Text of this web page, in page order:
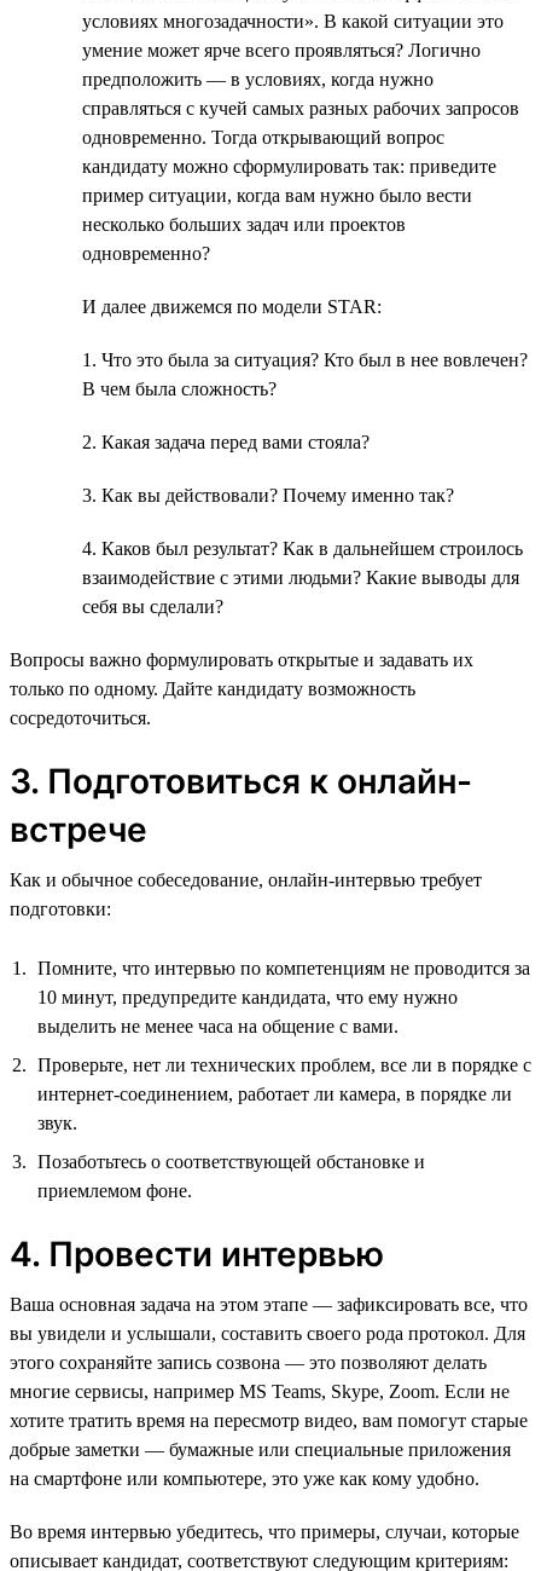
условиях многозадачности». В какой ситуации это
умение может ярче всего проявляться? Логично
предположить — в условиях, когда нужно
справляться с кучей самых разных рабочих запросов
одновременно. Тогда открывающий вопрос
кандидату можно сформулировать так: приведите
пример ситуации, когда вам нужно было вести
несколько больших задач или проектов
одновременно?
И далее движемся по модели STAR:
1. Что это была за ситуация? Кто был в нее вовлечен?
В чем была сложность?
2. Какая задача перед вами стояла?
3. Как вы действовали? Почему именно так?
4. Каков был результат? Как в дальнейшем строилось
взаимодействие с этими людьми? Какие выводы для
себя вы сделали?
Вопросы важно формулировать открытые и задавать их
только по одному. Дайте кандидату возможность
сосредоточиться.
3. Подготовиться к онлайн-
встрече
Как и обычное собеседование, онлайн-интервью требует
подготовки:
Помните, что интервью по компетенциям не проводится за
10 минут, предупредите кандидата, что ему нужно
выделить не менее часа на общение с вами.
Проверьте, нет ли технических проблем, все ли в порядке с
интернет-соединением, работает ли камера, в порядке ли
звук.
Позаботьтесь о соответствующей обстановке и
приемлемом фоне.
4. Провести интервью
Ваша основная задача на этом этапе — зафиксировать все, что
вы увидели и услышали, составить своего рода протокол. Для
этого сохраняйте запись созвона — это позволяют делать
многие сервисы, например MS Teams, Skype, Zoom. Если не
хотите тратить время на пересмотр видео, вам помогут старые
добрые заметки — бумажные или специальные приложения
на смартфоне или компьютере, это уже как кому удобно.
Во время интервью убедитесь, что примеры, случаи, которые
описывает кандидат, соответствуют следующим критериям: